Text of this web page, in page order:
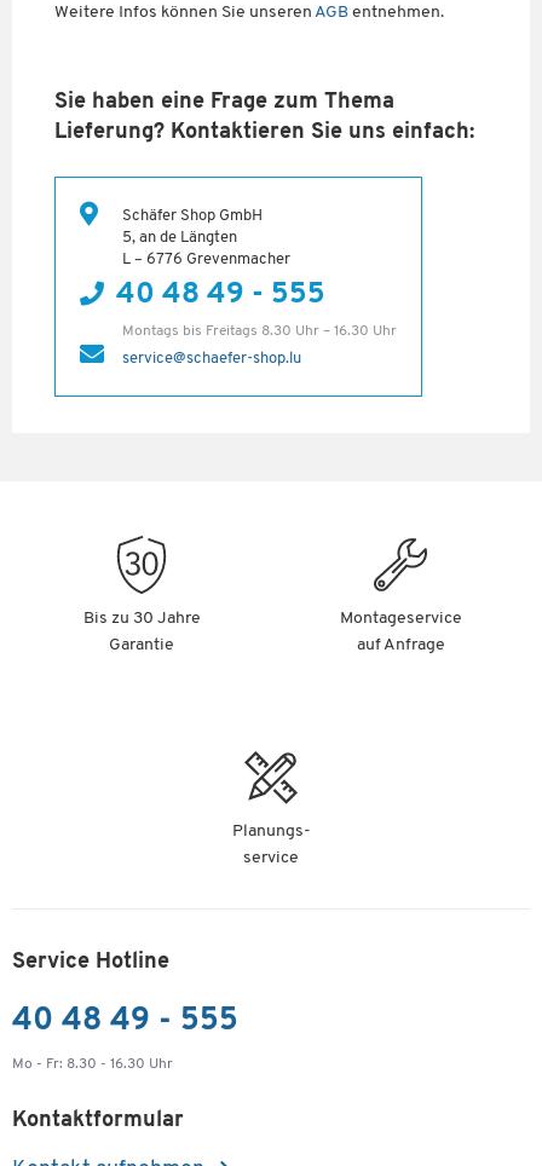
Weitere Infos können Sie unseren AGB entnehmen.
Sie haben eine Frage zum Thema
Lieferung? Kontaktieren Sie uns einfach:
Schäfer Shop GmbH
5, an de Längten
L – 6776 Grevenmacher
40 48 49 - 555
Montags bis Freitags 8.30 Uhr – 16.30 Uhr
service@schaefer-shop.lu
Bis zu 30 Jahre
Garantie
Montageservice
auf Anfrage
Planungs-
service
Service Hotline
40 48 49 - 555
Mo - Fr: 8.30 - 16.30 Uhr
Kontaktformular